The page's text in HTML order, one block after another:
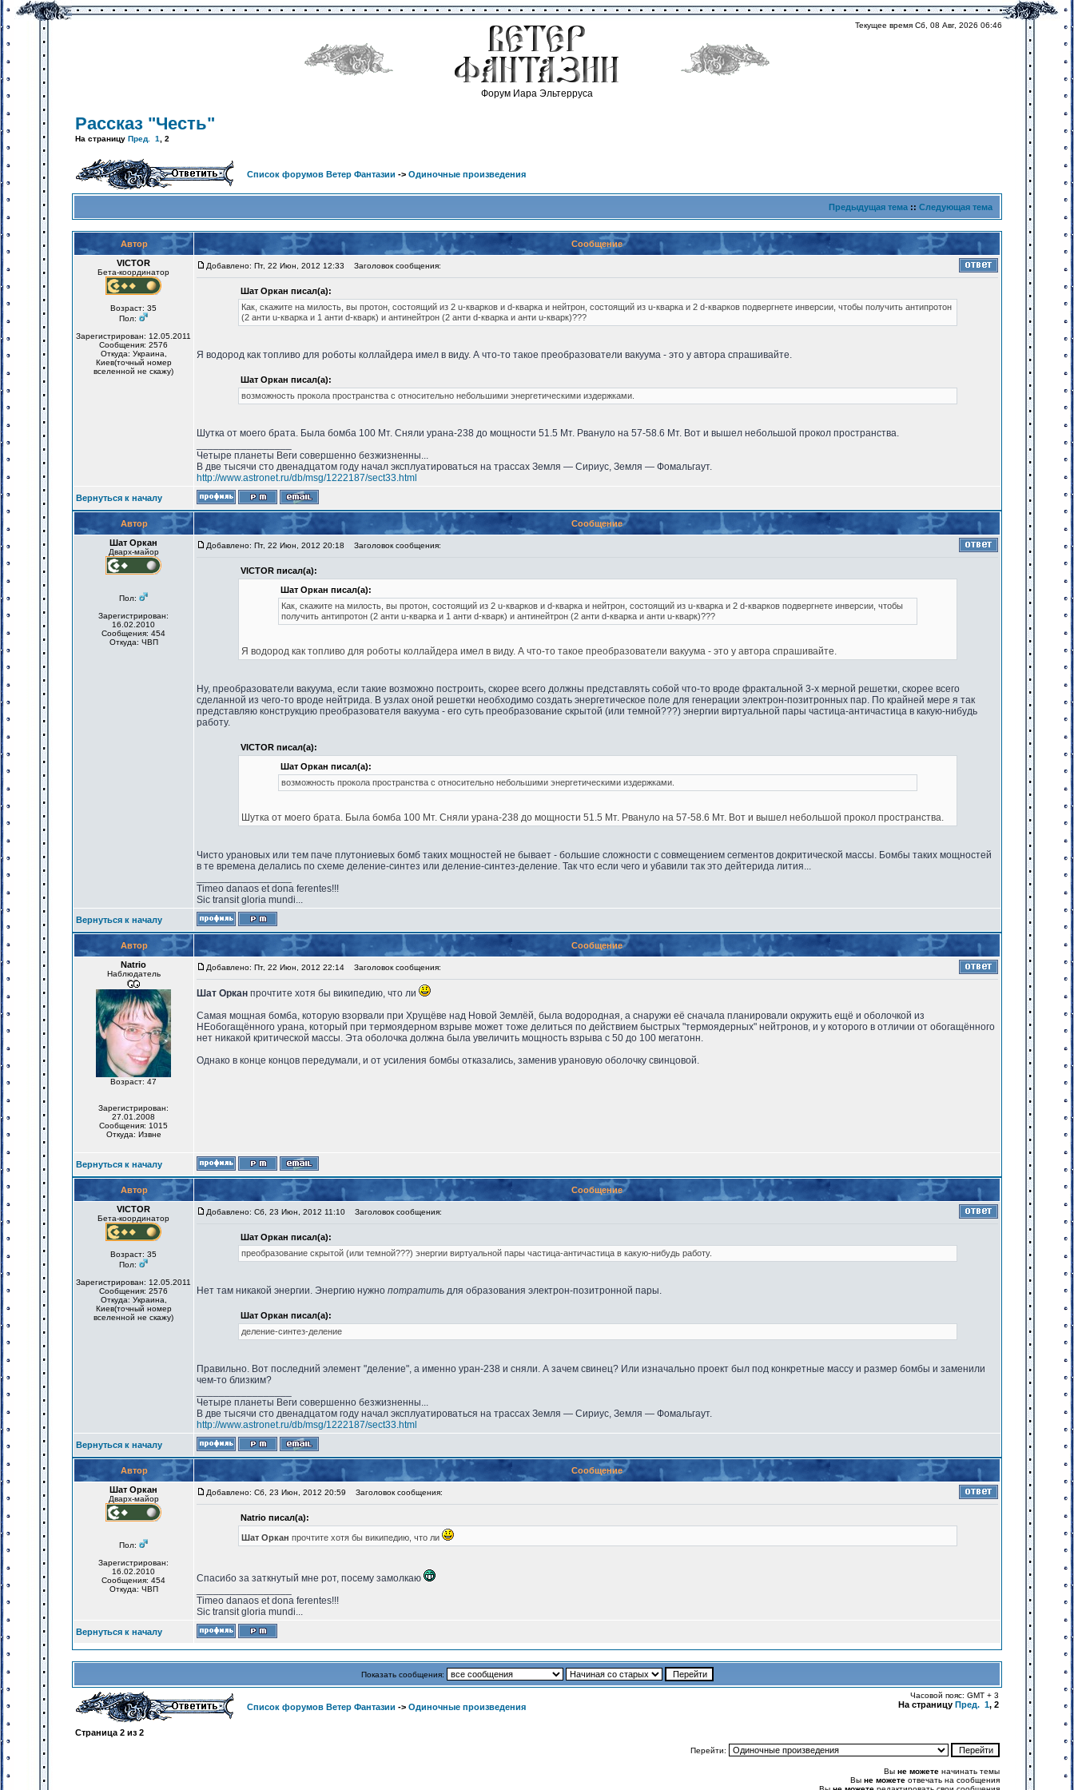
Форум Иара Эльтерруса
Текущее время Сб, 08 Авг, 2026 06:46
Рассказ "Честь"
На страницу Пред. 1 2
Список форумов Ветер Фантазии -> Одиночные произведения
Предыдущая тема :: Следующая тема
Автор
Сообщение
VICTOR
Бета-координатор
Возраст: 35
Пол:
Зарегистрирован: 12.05.2011
Сообщения: 2576
Откуда: Украина,
Киев(точный номер
вселенной не скажу)
Добавлено: Пт, 22 Июн, 2012 12:33 Заголовок сообщения:
Шат Оркан писал(а):
Как, скажите на милость, вы протон, состоящий из 2 u-кварков и d-кварка и нейтрон, состоящий из u-кварка и 2 d-кварков подвергнете инверсии, чтобы получить антипротон
(2 анти u-кварка и 1 анти d-кварк) и антинейтрон (2 анти d-кварка и анти u-кварк)???
Я водород как топливо для роботы коллайдера имел в виду. А что-то такое преобразователи вакуума - это у автора спрашивайте.
Шат Оркан писал(а):
возможность прокола пространства с относительно небольшими энергетическими издержками.
Шутка от моего брата. Была бомба 100 Мт. Сняли урана-238 до мощности 51.5 Мт. Рвануло на 57-58.6 Мт. Вот и вышел небольшой прокол пространства.
Четыре планеты Веги совершенно безжизненны...
В две тысячи сто двенадцатом году начал эксплуатироваться на трассах Земля — Сириус, Земля — Фомальгаут.
http://www.astronet.ru/db/msg/1222187/sect33.html
Вернуться к началу
Автор
Сообщение
Шат Оркан
Дварх-майор
Пол:
Зарегистрирован:
16.02.2010
Сообщения: 454
Откуда: ЧВП
Добавлено: Пт, 22 Июн, 2012 20:18 Заголовок сообщения:
VICTOR писал(а):
Шат Оркан писал(а):
Как, скажите на милость, вы протон, состоящий из 2 u-кварков и d-кварка и нейтрон, состоящий из u-кварка и 2 d-кварков подвергнете инверсии, чтобы
получить антипротон (2 анти u-кварка и 1 анти d-кварк) и антинейтрон (2 анти d-кварка и анти u-кварк)???
Я водород как топливо для роботы коллайдера имел в виду. А что-то такое преобразователи вакуума - это у автора спрашивайте.
Ну, преобразователи вакуума, если такие возможно построить, скорее всего должны представлять собой что-то вроде фрактальной 3-х мерной решетки, скорее всего
сделанной из чего-то вроде нейтрида. В узлах оной решетки необходимо создать энергетическое поле для генерации электрон-позитронных пар. По крайней мере я так
представляю конструкцию преобразователя вакуума - его суть преобразование скрытой (или темной???) энергии виртуальной пары частица-античастица в какую-нибудь
работу.
VICTOR писал(а):
Шат Оркан писал(а):
возможность прокола пространства с относительно небольшими энергетическими издержками.
Шутка от моего брата. Была бомба 100 Мт. Сняли урана-238 до мощности 51.5 Мт. Рвануло на 57-58.6 Мт. Вот и вышел небольшой прокол пространства.
Чисто урановых или тем паче плутониевых бомб таких мощностей не бывает - большие сложности с совмещением сегментов докритической массы. Бомбы таких мощностей
в те времена делались по схеме деление-синтез или деление-синтез-деление. Так что если чего и убавили так это дейтерида лития...
Timeo danaos et dona ferentes!!!
Sic transit gloria mundi...
Вернуться к началу
Автор
Сообщение
Natrio
Наблюдатель
Возраст: 47
Зарегистрирован:
27.01.2008
Сообщения: 1015
Откуда: Извне
Добавлено: Пт, 22 Июн, 2012 22:14 Заголовок сообщения:
Шат Оркан прочтите хотя бы википедию, что ли
Самая мощная бомба, которую взорвали при Хрущёве над Новой Землёй, была водородная, а снаружи её сначала планировали окружить ещё и оболочкой из
НЕобогащённого урана, который при термоядерном взрыве может тоже делиться по действием быстрых "термоядерных" нейтронов, и у которого в отличии от обогащённого
нет никакой критической массы. Эта оболочка должна была увеличить мощность взрыва с 50 до 100 мегатонн.
Однако в конце концов передумали, и от усиления бомбы отказались, заменив урановую оболочку свинцовой.
Вернуться к началу
Автор
Сообщение
VICTOR
Бета-координатор
Возраст: 35
Пол:
Зарегистрирован: 12.05.2011
Сообщения: 2576
Откуда: Украина,
Киев(точный номер
вселенной не скажу)
Добавлено: Сб, 23 Июн, 2012 11:10 Заголовок сообщения:
Шат Оркан писал(а):
преобразование скрытой (или темной???) энергии виртуальной пары частица-античастица в какую-нибудь работу.
Нет там никакой энергии. Энергию нужно потратить для образования электрон-позитронной пары.
Шат Оркан писал(а):
деление-синтез-деление
Правильно. Вот последний элемент "деление", а именно уран-238 и сняли. А зачем свинец? Или изначально проект был под конкретные массу и размер бомбы и заменили
чем-то близким?
Четыре планеты Веги совершенно безжизненны...
В две тысячи сто двенадцатом году начал эксплуатироваться на трассах Земля — Сириус, Земля — Фомальгаут.
http://www.astronet.ru/db/msg/1222187/sect33.html
Вернуться к началу
Автор
Сообщение
Шат Оркан
Дварх-майор
Пол:
Зарегистрирован:
16.02.2010
Сообщения: 454
Откуда: ЧВП
Добавлено: Сб, 23 Июн, 2012 20:59 Заголовок сообщения:
Natrio писал(а):
Шат Оркан прочтите хотя бы википедию, что ли
Спасибо за заткнутый мне рот, посему замолкаю
Timeo danaos et dona ferentes!!!
Sic transit gloria mundi...
Вернуться к началу
Показать сообщения:
Список форумов Ветер Фантазии -> Одиночные произведения
Часовой пояс: GMT + 3
На страницу Пред. 1, 2
Страница 2 из 2
Перейти:
Вы не можете начинать темы
Вы не можете отвечать на сообщения